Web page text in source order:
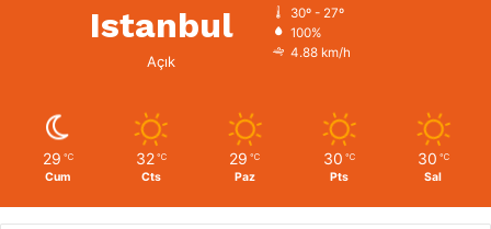
Istanbul
Açık
30º - 27º
100%
4.88 km/h
29 ℃
Cum
32 ℃
Cts
29 ℃
Paz
30 ℃
Pts
30 ℃
Sal